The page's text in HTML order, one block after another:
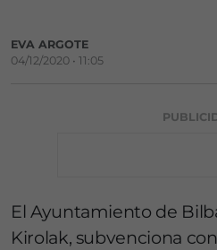
EVA ARGOTE
04/12/2020 • 11:05
El Ayuntamiento de
Kirolak, subvenciona